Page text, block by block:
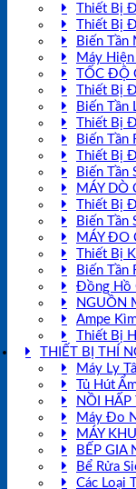
Thiết Bị
Thiết Bị
Biến Tần
Máy
TỐC ĐỘ
Thiết Bị
Biến Tần
Thiết Bị
Biến Tần
Thiết Bị
Biến Tần
MÁY DÒ
Thiết Bị
Biến Tần
MÁY ĐO
Thiết Bị
Biến Tần
Đồng Hồ
NGUỒN
Ampe
Thiết Bị
THIẾT BỊ THÍ
Máy Ly
Tủ Hút
NỒI HẤP
Máy Đo
MÁY
BẾP GIA
Bể Rửa
Các Loại